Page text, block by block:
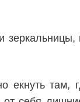
екнуть там,